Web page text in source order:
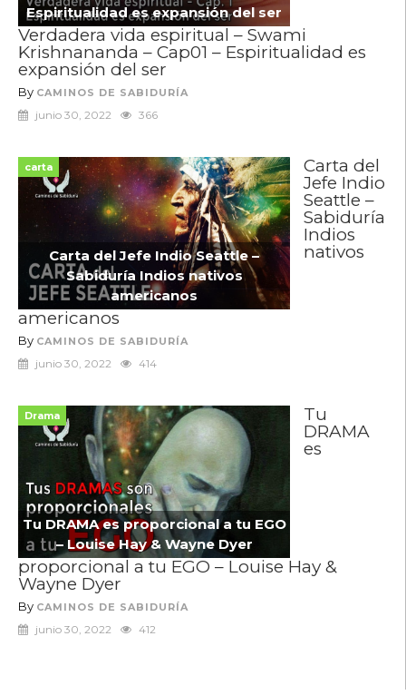
Espiritualidad es expansión del ser
Verdadera vida espiritual – Swami
Krishnananda – Cap01 – Espiritualidad es
expansión del ser
By CAMINOS DE SABIDURÍA
junio 30, 2022 366
carta
Carta del Jefe Indio Seattle –
Sabiduría Indios nativos
americanos
Carta del
Jefe Indio
Seattle –
Sabiduría
Indios
nativos
americanos
By CAMINOS DE SABIDURÍA
junio 30, 2022 414
Drama
Tu DRAMA es proporcional a tu EGO
– Louise Hay & Wayne Dyer
Tu
DRAMA
es
proporcional a tu EGO – Louise Hay &
Wayne Dyer
By CAMINOS DE SABIDURÍA
junio 30, 2022 412